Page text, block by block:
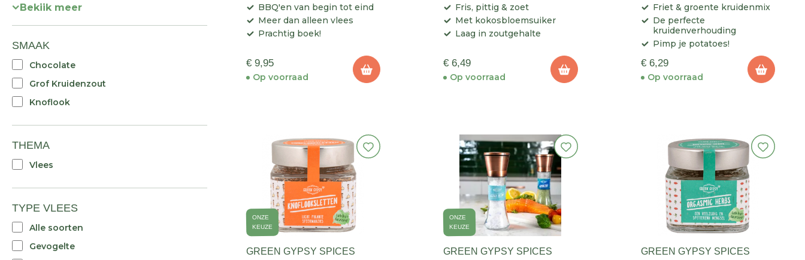
Bekijk meer
SMAAK
Chocolate
Grof Kruidenzout
Knoflook
THEMA
Vlees
TYPE VLEES
Alle soorten
Gevogelte
VROUWEN WEL
OPGEWONDEN VAN RAKEN
BBQ'en van begin tot eind
Meer dan alleen vlees
Prachtig boek!
€ 9,95
Op voorraad
Fris, pittig & zoet
Met kokosbloemsuiker
Laag in zoutgehalte
€ 6,49
Op voorraad
Friet & groente kruidenmix
De perfecte
kruidenverhouding
Pimp je potatoes!
€ 6,29
Op voorraad
ONZE
KEUZE
GREEN GYPSY SPICES
ONZE
KEUZE
GREEN GYPSY SPICES
GREEN GYPSY SPICES